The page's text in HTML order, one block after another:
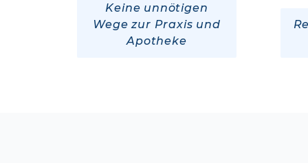
Keine unnötigen
Wege zur Praxis und
Apotheke